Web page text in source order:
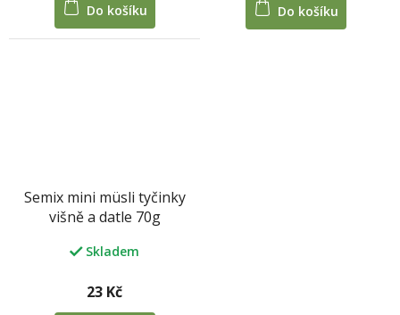
Do košíku Do košíku
Semix mini müsli tyčinky
višně a datle 70g
Skladem
23 Kč